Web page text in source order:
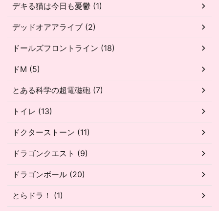
デキる猫は今日も憂鬱 (1)
デッドオアアライブ (2)
ドールズフロントライン (18)
ドM (5)
とある科学の超電磁砲 (7)
トイレ (13)
ドクターストーン (11)
ドラゴンクエスト (9)
ドラゴンボール (20)
とらドラ！ (1)